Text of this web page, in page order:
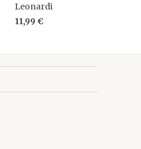
Leonardi
11,99 €